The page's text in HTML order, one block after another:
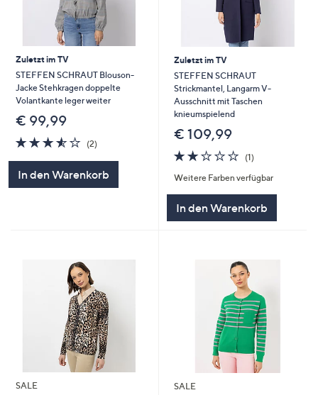
Zuletzt im TV
STEFFEN SCHRAUT Blouson-
Jacke Stehkragen doppelte
Volantkante leger weiter
€ 99,99
3.5
von
(2)
In den Warenkorb
Zuletzt im TV
STEFFEN SCHRAUT
Strickmantel, Langarm V-
Ausschnitt mit Taschen
knieumspielend
€ 109,99
2.0
von
5
(1)
Weitere Farben verfügbar
In den Warenkorb
SALE
SALE